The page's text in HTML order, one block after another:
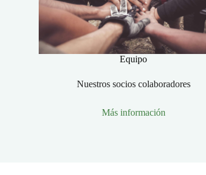
Equipo
Nuestros socios colaboradores
Más información